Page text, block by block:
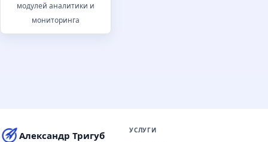
модулей аналитики и
мониторинга
Александр Тригуб УСЛУГИ